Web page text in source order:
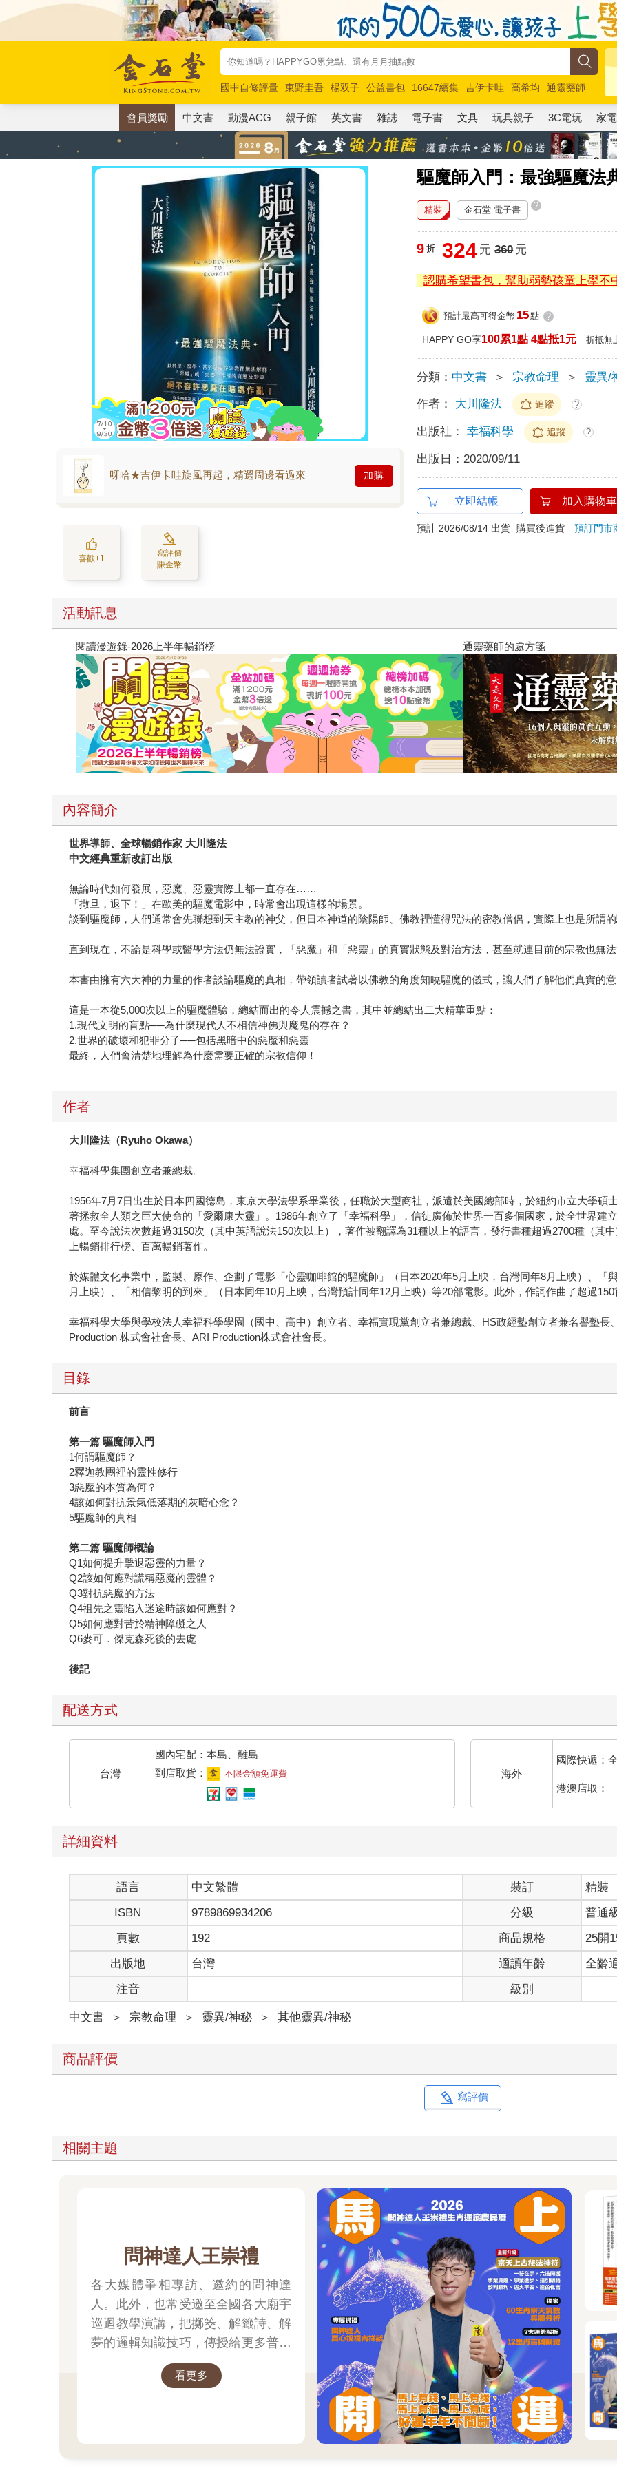
國中自修評量 東野圭吾 楊双子 公益書包 16647續集 吉伊卡哇 高希均
通靈藥師
唯紅花綻放
奧德賽 路邊攤新作 馬斯克 玩具總動員5 超慢跑
會員獎勵 中文書 動漫ACG 親子館 英文書 雜誌 電子書 文具 玩具親子 3C電玩 家電
驅魔師入門：最強驅魔法
呀哈★吉伊卡哇旋風再起，精選周邊看過來 加購
喜歡+1
寫評價
賺金幣
精裝 金石堂 電子書 ?
9 折 324 元 360元
認購希望書包，幫助弱勢孩童上學不
預計最高可得金幣 15點 ?
HAPPY GO享100累1點 4點抵1元 折抵無
分類： 中文書 ＞ 宗教命理 ＞ 靈異/
作者： 大川隆法 追蹤 ?
出版社： 幸福科學 追蹤 ?
出版日： 2020/09/11
立即結帳 加入購物車
預計 2026/08/14 出貨 購買後進貨預訂門市
活動訊息
閱讀漫遊錄-2026上半年暢銷榜 通靈藥師的處方箋
內容簡介
世界導師、全球暢銷作家 大川隆法
中文經典重新改訂出版
無論時代如何發展，惡魔、惡靈實際上都一直存在……
「撒旦，退下！」在歐美的驅魔電影中，時常會出現這樣的場景。
談到驅魔師，人們通常會先聯想到天主教的神父，但日本神道的陰陽師、佛教裡懂得咒法的密教僧侶，實際上也是所謂
直到現在，不論是科學或醫學方法仍無法證實，「惡魔」和「惡靈」的真實狀態及對治方法，甚至就連目前的宗教也無
本書由擁有六大神的力量的作者談論驅魔的真相，帶領讀者試著以佛教的角度知曉驅魔的儀式，讓人們了解他們真實的
這是一本從5,000次以上的驅魔體驗，總結而出的令人震撼之書，其中並總結出二大精華重點：
1.現代文明的盲點──為什麼現代人不相信神佛與魔鬼的存在？
2.世界的破壞和犯罪分子──包括黑暗中的惡魔和惡靈
最終，人們會清楚地理解為什麼需要正確的宗教信仰！
作者
大川隆法（Ryuho Okawa）
幸福科學集團創立者兼總裁。
1956年7月7日出生於日本四國德島，東京大學法學系畢業後，任職於大型商社，派遣於美國總部時，於紐約市立大學碩
著拯救全人類之巨大使命的「愛爾康大靈」。1986年創立了「幸福科學」，信徒廣佈於世界一百多個國家，於全世界建
處。至今說法次數超過3150次（其中英語說法150次以上），著作被翻譯為31種以上的語言，發行書種超過2700種（其
上暢銷排行榜、百萬暢銷著作。
於媒體文化事業中，監製、原作、企劃了電影「心靈咖啡館的驅魔師」（日本2020年5月上映，台灣同年8月上映）、「
月上映）、「相信黎明的到來」（日本同年10月上映，台灣預計同年12月上映）等20部電影。此外，作詞作曲了超過
幸福科學大學與學校法人幸福科學學園（國中、高中）創立者、幸福實現黨創立者兼總裁、HS政經塾創立者兼名譽塾長
Production 株式會社會長、ARI Production株式會社會長。
目錄
前言
第一篇 驅魔師入門
1何謂驅魔師？
2釋迦教團裡的靈性修行
3惡魔的本質為何？
4該如何對抗景氣低落期的灰暗心念？
5驅魔師的真相
第二篇 驅魔師概論
Q1如何提升擊退惡靈的力量？
Q2該如何應對謊稱惡魔的靈體？
Q3對抗惡魔的方法
Q4祖先之靈陷入迷途時該如何應對？
Q5如何應對苦於精神障礙之人
Q6麥可．傑克森死後的去處
後記
配送方式
台灣
國內宅配：本島、離島
到店取貨：
不限金額免運費 海外
國際快遞：
港澳店取：
詳細資料
語言 中文繁體 裝訂
精裝
ISBN
9789869934206 分級
普通
頁數
192 商品規格
25開
出版地
台灣 適讀年齡
全齡
注音
級別
中文書 ＞ 宗教命理 ＞ 靈異/神秘 ＞ 其他靈異/神秘
商品評價
寫評價
相關主題
問神達人王崇禮
各大媒體爭相專訪、邀約的問神達
人。此外，也常受邀至全國各大廟宇
巡迴教學演講，把擲筊、解籤詩、解
夢的邏輯知識技巧，傳授給更多普羅
大眾和神職人員。
看更多